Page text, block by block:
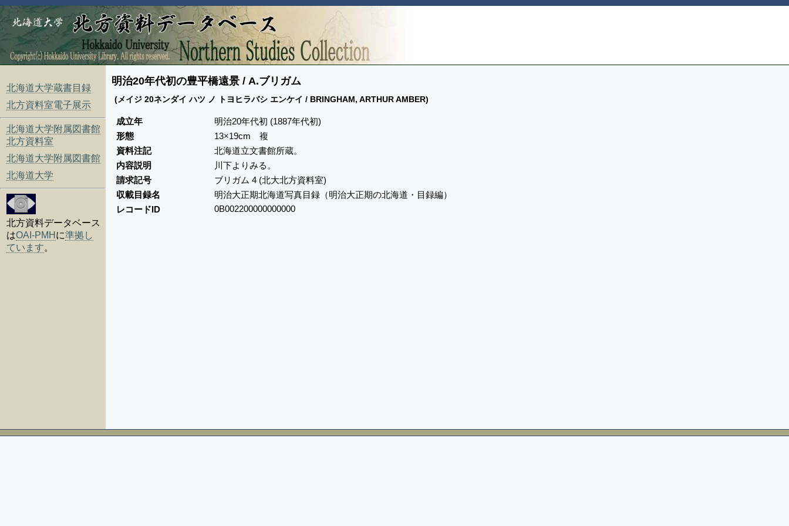
北海道大学蔵書目録
北方資料室電子展示
北海道大学附属図書館
北方資料室
北海道大学附属図書館
北海道大学
北方資料データベース
はOAI-PMH に準拠し
ています。
明治20年代初の豊平橋遠景 / A.ブリガム
(メイジ 20ネンダイ ハツ ノ トヨヒラバシ エンケイ / BRINGHAM, ARTHUR AMBER)
成立年
明治20年代初 (1887年代初)
形態
13×19cm 複
資料注記
北海道立文書館所蔵。
内容説明
川下よりみる。
請求記号
ブリガム 4 (北大北方資料室)
収載目録名
明治大正期北海道写真目録（明治大正期の北海道・目録編）
レコードID
0B002200000000000